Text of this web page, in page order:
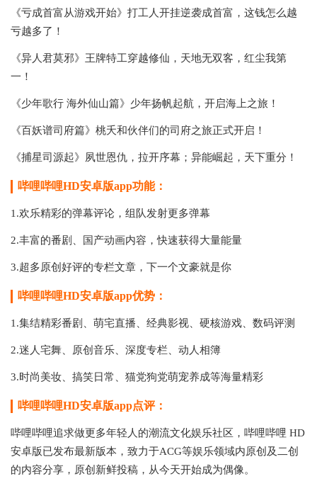
《亏成首富从游戏开始》打工人开挂逆袭成首富，这钱怎么越
亏越多了！
《异人君莫邪》王牌特工穿越修仙，天地无双客，红尘我第
一！
《少年歌行 海外仙山篇》少年扬帆起航，开启海上之旅！
《百妖谱司府篇》桃夭和伙伴们的司府之旅正式开启！
《捕星司源起》夙世恩仇，拉开序幕；异能崛起，天下重分！
哔哩哔哩HD安卓版app功能：
1.欢乐精彩的弹幕评论，组队发射更多弹幕
2.丰富的番剧、国产动画内容，快速获得大量能量
3.超多原创好评的专栏文章，下一个文豪就是你
哔哩哔哩HD安卓版app优势：
1.集结精彩番剧、萌宅直播、经典影视、硬核游戏、数码评测
2.迷人宅舞、原创音乐、深度专栏、动人相簿
3.时尚美妆、搞笑日常、猫党狗党萌宠养成等海量精彩
哔哩哔哩HD安卓版app点评：
哔哩哔哩追求做更多年轻人的潮流文化娱乐社区，哔哩哔哩 HD
安卓版已发布最新版本，致力于ACG等娱乐领域内原创及二创
的内容分享，原创新鲜投稿，从今天开始成为偶像。